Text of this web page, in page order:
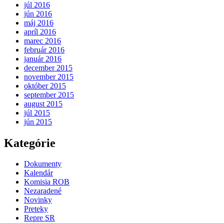
júl 2016
jún 2016
máj 2016
apríl 2016
marec 2016
február 2016
január 2016
december 2015
november 2015
október 2015
september 2015
august 2015
júl 2015
jún 2015
Kategórie
Dokumenty
Kalendár
Komisia ROB
Nezaradené
Novinky
Preteky
Repre SR